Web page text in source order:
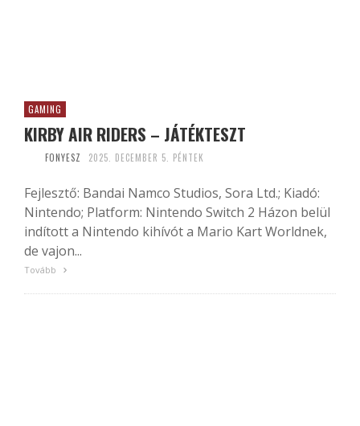
GAMING
KIRBY AIR RIDERS – JÁTÉKTESZT
FONYESZ 2025. DECEMBER 5. PÉNTEK
Fejlesztő: Bandai Namco Studios, Sora Ltd.; Kiadó:
Nintendo; Platform: Nintendo Switch 2 Házon belül
indított a Nintendo kihívót a Mario Kart Worldnek,
de vajon...
Tovább